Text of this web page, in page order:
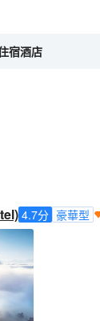
宿酒店
4.7分 豪華型